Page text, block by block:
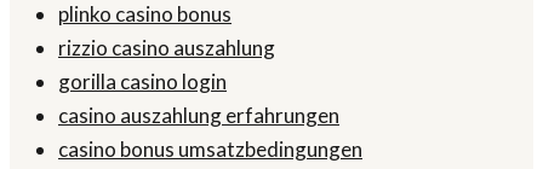
plinko casino bonus
rizzio casino auszahlung
gorilla casino login
casino auszahlung erfahrungen
casino bonus umsatzbedingungen